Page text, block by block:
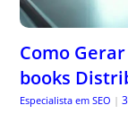
Como
books
Especialista em SEO |